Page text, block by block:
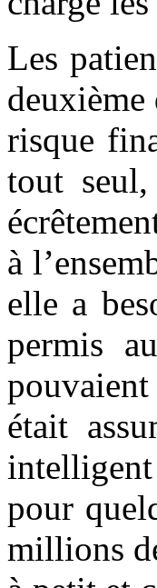
Les
risque
tout
à
elle a
permis
était
intelligent
pour
millions